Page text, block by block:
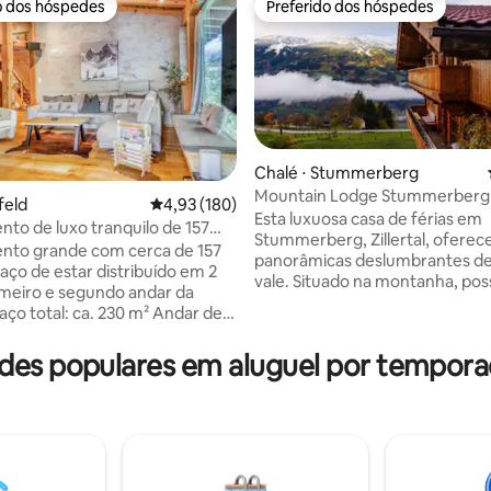
de 5, 148 avaliações
dos hóspedes
dos hóspedes
4,93 de uma avaliação média de 5, 180
4,93 (180)
de luxo tranquilo de 157
jardim
grande com cerca de 157
de estar distribuído em 2
e segundo andar da
total: ca. 230 m² Andar de
uma cozinha totalmente
sofá, TV, mesas de
-zona infantil -
Preferido dos hóspedes
Preferido dos hóspedes
Chalé ⋅ Stummerberg
Mountain Lodge Stummerberg
Esta luxuosa casa de férias em
Stummerberg, Zillertal,
panorâmicas deslumbrantes
vale. Situado na montanha,
tranquilo e panorâmico
melhor relaxamento, com a
diretamente da casa. Ideal para
populares em aluguel por